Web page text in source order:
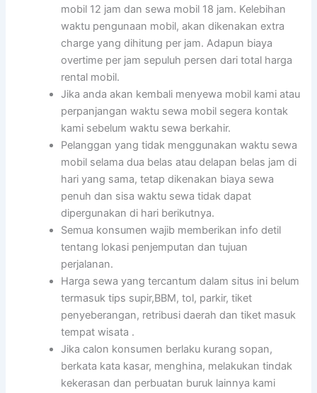
mobil 12 jam dan sewa mobil 18 jam. Kelebihan
waktu pengunaan mobil, akan dikenakan extra
charge yang dihitung per jam. Adapun biaya
overtime per jam sepuluh persen dari total harga
rental mobil.
Jika anda akan kembali menyewa mobil kami atau
perpanjangan waktu sewa mobil segera kontak
kami sebelum waktu sewa berkahir.
Pelanggan yang tidak menggunakan waktu sewa
mobil selama dua belas atau delapan belas jam di
hari yang sama, tetap dikenakan biaya sewa
penuh dan sisa waktu sewa tidak dapat
dipergunakan di hari berikutnya.
Semua konsumen wajib memberikan info detil
tentang lokasi penjemputan dan tujuan
perjalanan.
Harga sewa yang tercantum dalam situs ini belum
termasuk tips supir,BBM, tol, parkir, tiket
penyeberangan, retribusi daerah dan tiket masuk
tempat wisata .
Jika calon konsumen berlaku kurang sopan,
berkata kata kasar, menghina, melakukan tindak
kekerasan dan perbuatan buruk lainnya kami